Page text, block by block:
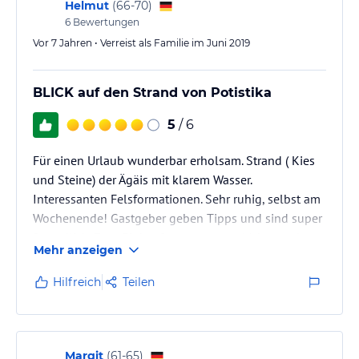
Helmut (66-70)
6 Bewertungen
Vor 7 Jahren • Verreist als Familie im Juni 2019
BLICK auf den Strand von Potistika
5 / 6
Für einen Urlaub wunderbar erholsam. Strand ( Kies
und Steine) der Ägäis mit klarem Wasser.
Interessanten Felsformationen. Sehr ruhig, selbst am
Wochenende! Gastgeber geben Tipps und sind super
Argalasti, es gibt dort Alles, ein Platz oben im
Zentrum mit Restaurants Cafe unter herrlich Schatten
spendenden Bäumen ist noch ursprünglich. Grüne
HaliInsel mit Mischwald, Bergen und immer wieder
herrlichen Ausblicken zum Meer. Allerdings nichts für
den"All Inclusive…
Mehr anzeigen
Hilfreich Teilen
Margit (61-65)